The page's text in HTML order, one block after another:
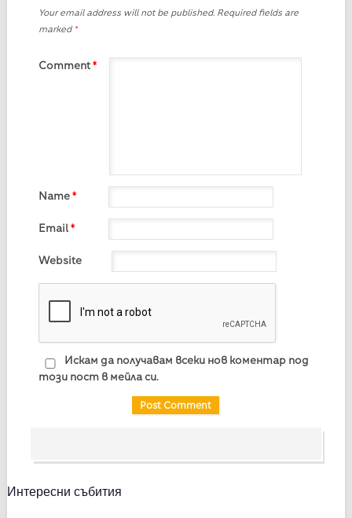
Your email address will not be published. Required fields are
marked *
Comment*
Name*
Email*
Website
Искам да получавам всеки нов коментар под
този пост в мейла си.
Интересни събития